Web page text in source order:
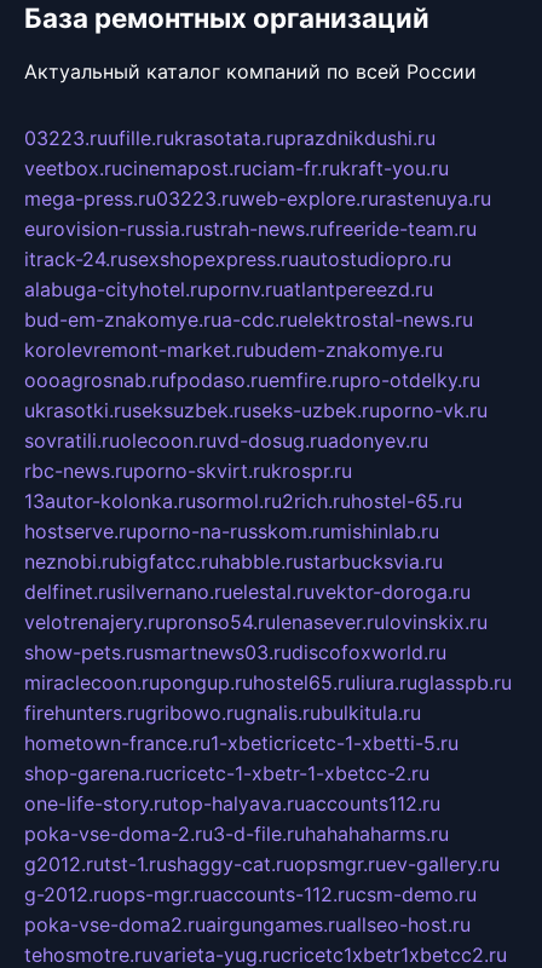
База ремонтных организаций
Актуальный каталог компаний по всей России
03223.ruufille.rukrasotata.ruprazdnikdushi.ru
veetbox.rucinemapost.ruciam-fr.rukraft-you.ru
mega-press.ru03223.ruweb-explore.rurastenuya.ru
eurovision-russia.rustrah-news.rufreeride-team.ru
itrack-24.rusexshopexpress.ruautostudiopro.ru
alabuga-cityhotel.rupornv.ruatlantpereezd.ru
bud-em-znakomye.rua-cdc.ruelektrostal-news.ru
korolevremont-market.rubudem-znakomye.ru
oooagrosnab.rufpodaso.ruemfire.rupro-otdelky.ru
ukrasotki.ruseksuzbek.ruseks-uzbek.ruporno-vk.ru
sovratili.ruolecoon.ruvd-dosug.ruadonyev.ru
rbc-news.ruporno-skvirt.rukrospr.ru
13autor-kolonka.rusormol.ru2rich.ruhostel-65.ru
hostserve.ruporno-na-russkom.rumishinlab.ru
neznobi.rubigfatcc.ruhabble.rustarbucksvia.ru
delfinet.rusilvernano.ruelestal.ruvektor-doroga.ru
velotrenajery.rupronso54.rulenasever.rulovinskix.ru
show-pets.rusmartnews03.rudiscofoxworld.ru
miraclecoon.rupongup.ruhostel65.ruliura.ruglasspb.ru
firehunters.rugribowo.rugnalis.rubulkitula.ru
hometown-france.ru1-xbeticricetc-1-xbetti-5.ru
shop-garena.rucricetc-1-xbetr-1-xbetcc-2.ru
one-life-story.rutop-halyava.ruaccounts112.ru
poka-vse-doma-2.ru3-d-file.ruhahahaharms.ru
g2012.rutst-1.rushaggy-cat.ruopsmgr.ruev-gallery.ru
g-2012.ruops-mgr.ruaccounts-112.rucsm-demo.ru
poka-vse-doma2.ruairgungames.ruallseo-host.ru
tehosmotre.ruvarieta-yug.rucricetc1xbetr1xbetcc2.ru